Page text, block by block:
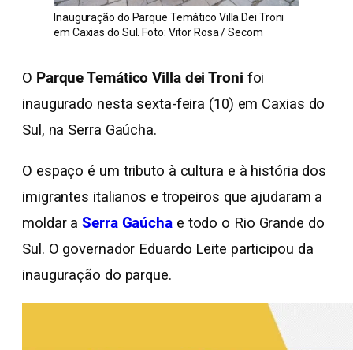
Inauguração do Parque Temático Villa Dei Troni
em Caxias do Sul. Foto: Vitor Rosa / Secom
O Parque Temático Villa dei Troni foi
inaugurado nesta sexta-feira (10) em Caxias do
Sul, na Serra Gaúcha.
O espaço é um tributo à cultura e à história dos
imigrantes italianos e tropeiros que ajudaram a
moldar aSerra Gaúchae todo o Rio Grande do
Sul. O governador Eduardo Leite participou da
inauguração do parque.